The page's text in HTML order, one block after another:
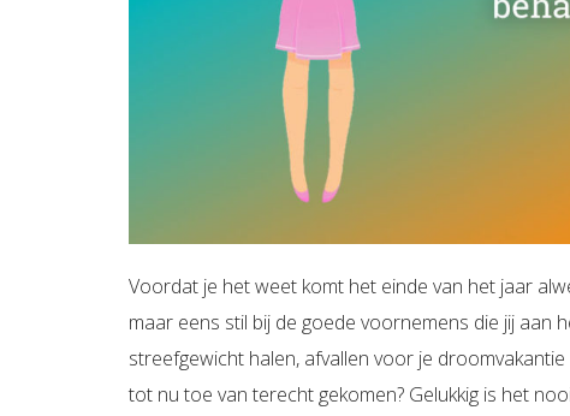
Voordat je het weet komt het einde van het jaar
maar eens stil bij de goede voornemens die jij aan
streefgewicht halen, afvallen voor je
tot nu toe van terecht gekomen? Gelukkig is het